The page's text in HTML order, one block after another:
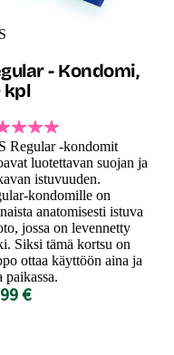
- Kondomi,
kpl
Regular -kondomit
luotettavan suojan ja
istuvuuden.
kondomille on
anatomisesti istuva
jossa on levennetty
Siksi tämä kortsu on
ottaa käyttöön aina ja
paikassa.
€